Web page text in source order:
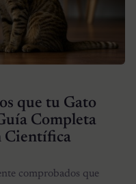
que tu Gato
Completa
Científica
comprobados que